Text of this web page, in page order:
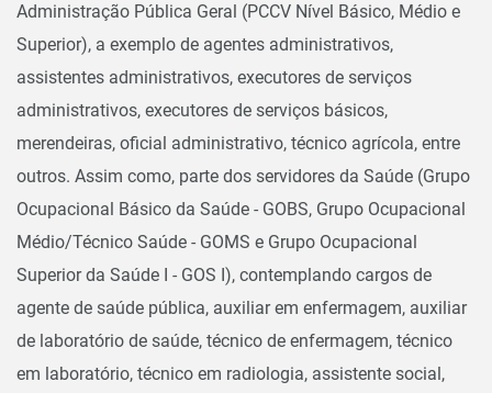
Administração Pública Geral (PCCV Nível Básico, Médio e
Superior), a exemplo de agentes administrativos,
assistentes administrativos, executores de serviços
administrativos, executores de serviços básicos,
merendeiras, oficial administrativo, técnico agrícola, entre
outros. Assim como, parte dos servidores da Saúde (Grupo
Ocupacional Básico da Saúde - GOBS, Grupo Ocupacional
Médio/Técnico Saúde - GOMS e Grupo Ocupacional
Superior da Saúde I - GOS I), contemplando cargos de
agente de saúde pública, auxiliar em enfermagem, auxiliar
de laboratório de saúde, técnico de enfermagem, técnico
em laboratório, técnico em radiologia, assistente social,